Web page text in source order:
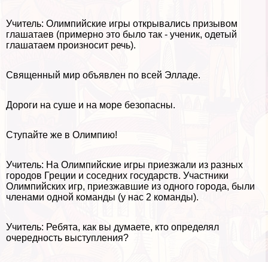
Учитель: Олимпийские игры открывались призывом
глашатаев (примерно это было так - ученик, одетый
глашатаем произносит речь).
Священный мир объявлен по всей Элладе.
Дороги на суше и на море безопасны.
Ступайте же в Олимпию!
Учитель: На Олимпийские игры приезжали из разных
городов Греции и соседних государств. Участники
Олимпийских игр, приезжавшие из одного города, были
члeнами одной комaнды (у нас 2 комaнды).
Учитель: Ребята, как вы думаете, кто определял
очередность выступления?